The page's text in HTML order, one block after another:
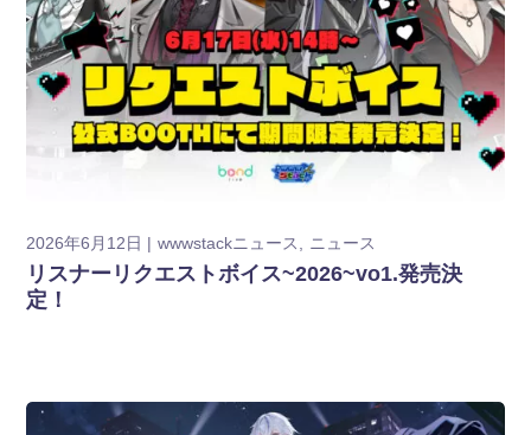
2026年6月12日 wwwstackニュース ニュース
リスナーリクエストボイス~2026~vo1.発売決
定！